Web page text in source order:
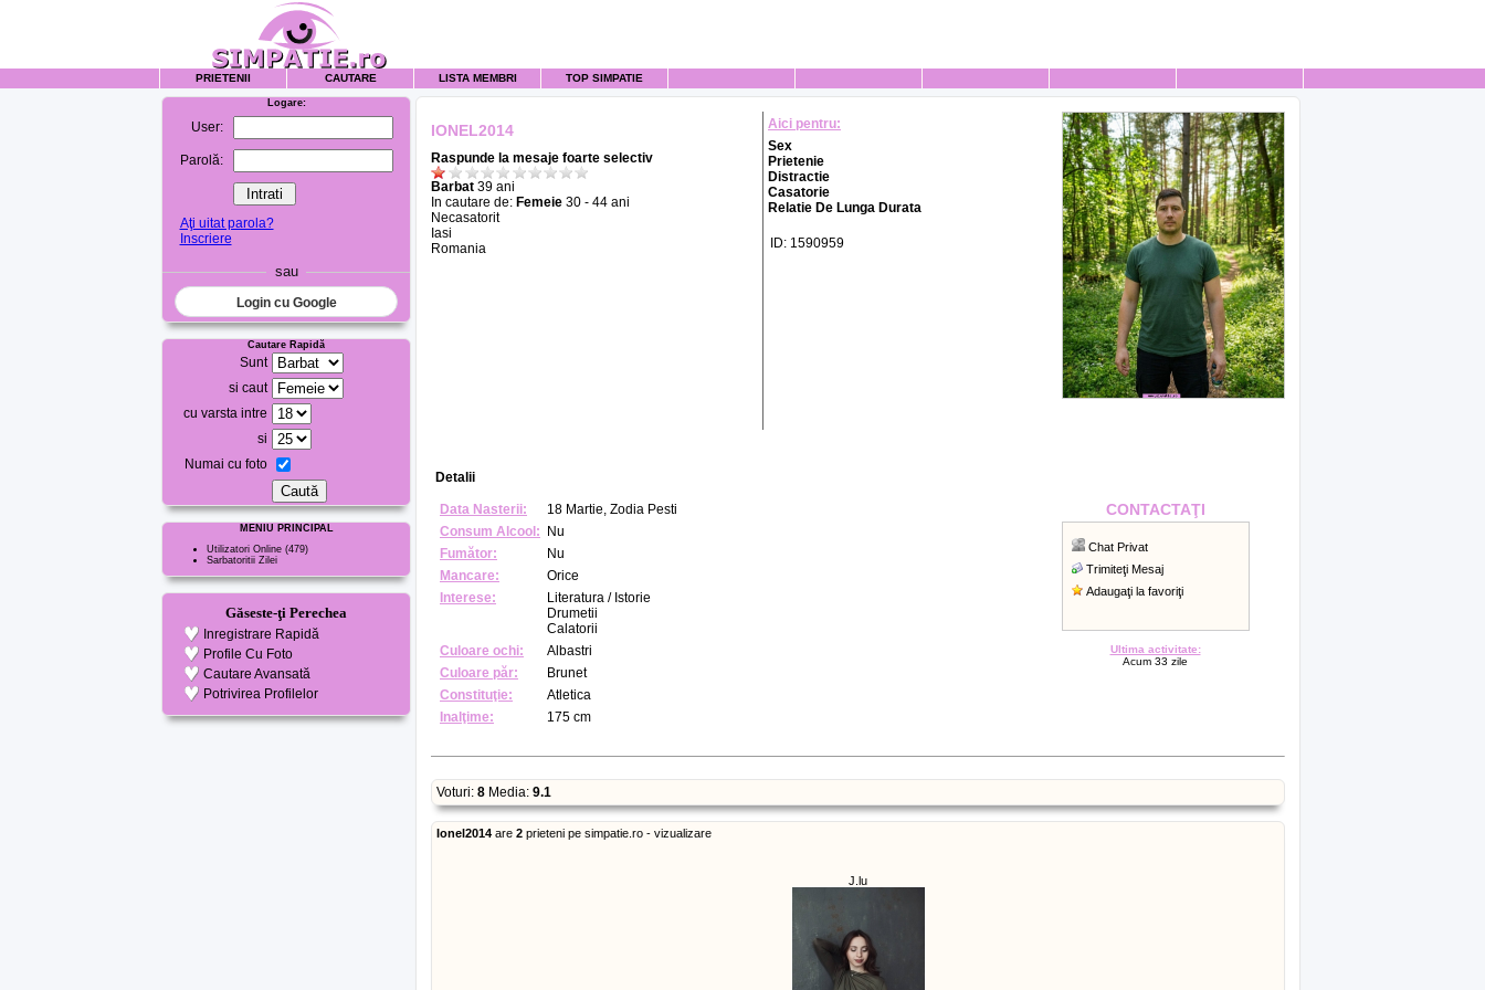
PRIETENII CAUTARE LISTA MEMBRI TOP SIMPATIE
Logare:
User:
Parolă:
Aţi uitat parola?
Inscriere
sau
Login cu Google
Cautare Rapidă
Sunt
si caut
cu varsta intre
si
Numai cu foto
MENIU PRINCIPAL
Utilizatori Online (479)
Sarbatoritii Zilei
Găseste-ţi Perechea
Inregistrare Rapidă
Profile Cu Foto
Cautare Avansată
Potrivirea Profilelor
IONEL2014
Raspunde la mesaje foarte selectiv
Barbat 39 ani
In cautare de: Femeie 30 - 44 ani
Necasatorit
Iasi
Romania
Aici pentru:
Sex
Prietenie
Distractie
Casatorie
Relatie De Lunga Durata
ID: 1590959
Detalii
Data Nasterii:
18 Martie, Zodia Pesti
Consum Alcool:
Nu
Fumător:
Nu
Mancare:
Orice
Interese:
Literatura / Istorie
Drumetii
Calatorii
Culoare ochi:
Albastri
Culoare păr:
Brunet
Constituţie:
Atletica
Inalţime:
175 cm
CONTACTAŢI
Chat Privat
Trimiteţi Mesaj
Adaugaţi la favoriţi
Ultima activitate:
Acum 33 zile
Voturi: 8 Media: 9.1
Ionel2014 are 2 prieteni pe simpatie.ro - vizualizare
J.lu